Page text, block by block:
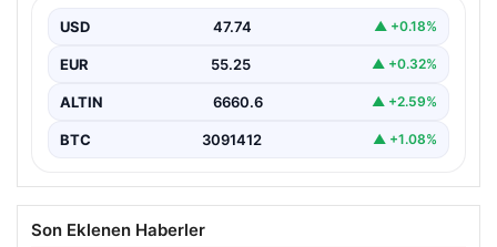
Mason Greenwood, yeni takımı Fenerbahçe ile önemli
USD 47.74 ▲ +0.18%
EUR 55.25 ▲ +0.32%
ALTIN 6660.6 ▲ +2.59%
BTC 3091412 ▲ +1.08%
Son Eklenen Haberler